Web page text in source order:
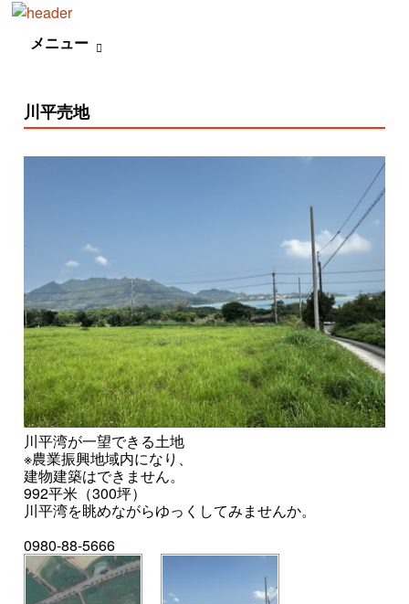
メニュー
川平売地
川平湾が一望できる土地
※農業振興地域内になり、
建物建築はできません。
992平米（300坪）
川平湾を眺めながらゆっくしてみませんか。
0980-88-5666